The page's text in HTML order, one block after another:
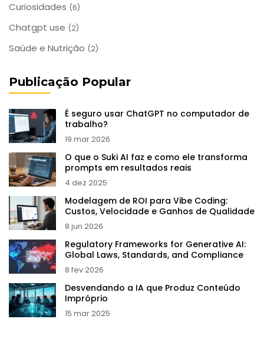
Curiosidades (6)
Chatgpt use (2)
Saúde e Nutrição (2)
Publicação Popular
É seguro usar ChatGPT no computador de
trabalho?
19 mar 2026
O que o Suki AI faz e como ele transforma
prompts em resultados reais
4 dez 2025
Modelagem de ROI para Vibe Coding:
Custos, Velocidade e Ganhos de Qualidade
8 jun 2026
Regulatory Frameworks for Generative AI:
Global Laws, Standards, and Compliance
8 fev 2026
Desvendando a IA que Produz Conteúdo
Impróprio
15 mar 2025